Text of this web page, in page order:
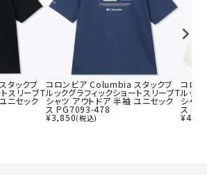
タックブ
スリーブT
ニセック
コロンビア Columbia スタックブ
ルックグラフィックショートスリーブT
シャツ アウトドア 半袖 ユニセック
ス PG7093-478
¥3,850(税込)
コロ
ルック
シャ
ス
¥